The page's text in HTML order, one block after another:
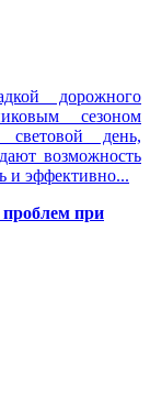
дорожного
сезоном
световой день,
возможность
и эффективно...
при